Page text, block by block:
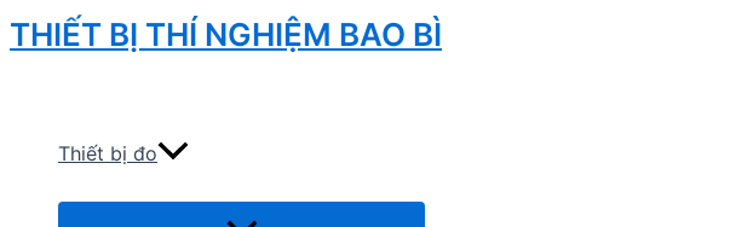
Skip
to
THIẾT BỊ THÍ NGHIỆM BAO BÌ
Thiết bị đo